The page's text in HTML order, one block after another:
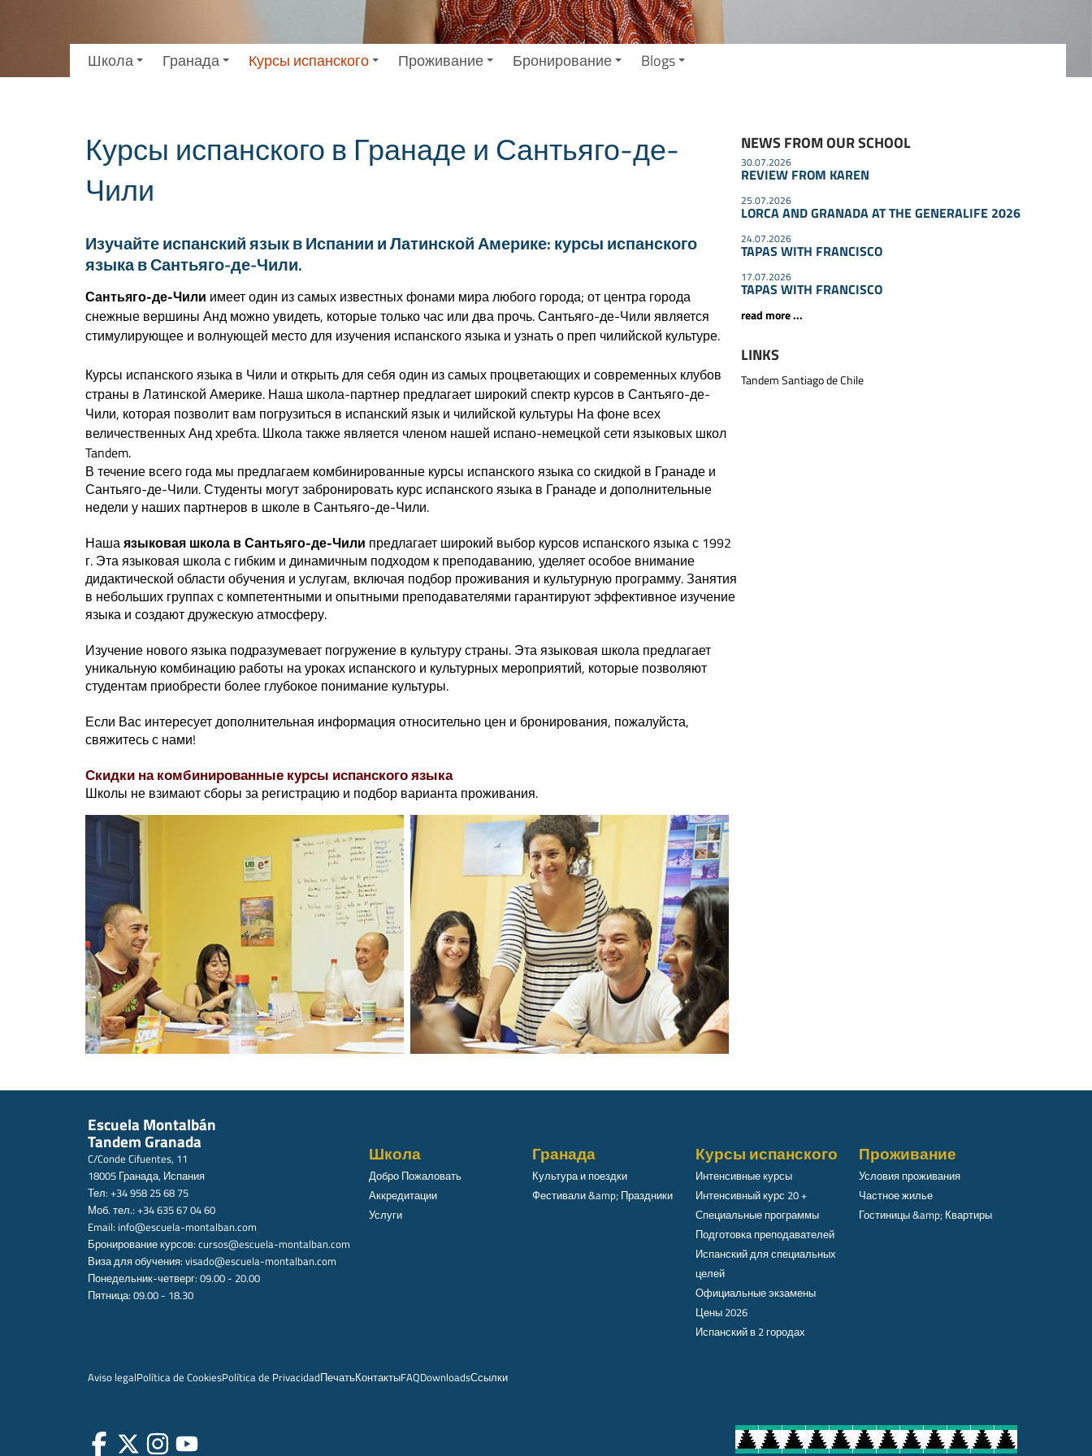
Школа Гранада Курсы испанского Проживание Бронирование Blogs
Курсы испанского в Гранаде и Сантьяго-де-
Чили
Изучайте испанский язык в Испании и Латинской Америке: курсы испанского
языка в Сантьяго-де-Чили.
Сантьяго-де-Чили имеет один из самых известных фонами мира любого города; от центра города
снежные вершины Анд можно увидеть, которые только час или два прочь. Сантьяго-де-Чили является
стимулирующее и волнующей место для изучения испанского языка и узнать о преп чилийской культуре.
Курсы испанского языка в Чили и открыть для себя один из самых процветающих и современных клубов
страны в Латинской Америке. Наша школа-партнер предлагает широкий спектр курсов в Сантьяго-де-
Чили, которая позволит вам погрузиться в испанский язык и чилийской культуры На фоне всех
величественных Анд хребта. Школа также является членом нашей испано-немецкой сети языковых школ
Tandem.
В течение всего года мы предлагаем комбинированные курсы испанского языка со скидкой в Гранаде и
Сантьяго-де-Чили. Студенты могут забронировать курс испанского языка в Гранаде и дополнительные
недели у наших партнеров в школе в Сантьяго-де-Чили.
Нашаязыковая школа в Сантьяго-де-Чили предлагает широкий выбор курсов испанского языка с 1992
г. Эта языковая школа с гибким и динамичным подходом к преподаванию, уделяет особое внимание
дидактической области обучения и услугам, включая подбор проживания и культурную программу. Занятия
в небольших группах с компетентными и опытными преподавателями гарантируют эффективное изучение
языка и создают дружескую атмосферу.
Изучение нового языка подразумевает погружение в культуру страны. Эта языковая школа предлагает
уникальную комбинацию работы на уроках испанского и культурных мероприятий, которые позволяют
студентам приобрести более глубокое понимание культуры.
Если Вас интересует дополнительная информация относительно цен и бронирования, пожалуйста,
свяжитесь с нами!
Скидки на комбинированные курсы испанского языка
Школы не взимают сборы за регистрацию и подбор варианта проживания.
NEWS FROM OUR SCHOOL
30.07.2026
REVIEW FROM KAREN
25.07.2026
LORCA AND GRANADA AT THE GENERALIFE 2026
24.07.2026
TAPAS WITH FRANCISCO
17.07.2026
TAPAS WITH FRANCISCO
read more ...
LINKS
Tandem Santiago de Chile
Escuela Montalbán
Tandem Granada
C/Conde Cifuentes, 11
18005 Гранада, Испания
Тел: +34 958 25 68 75
Моб. тел.: +34 635 67 04 60
Email: info@escuela-montalban.com
Бронирование курсов: cursos@escuela-montalban.com
Виза для обучения: visado@escuela-montalban.com
Понедельник-четверг: 09.00 - 20.00
Пятница: 09.00 - 18.30
Школа
Добро Пожаловать
Аккредитации
Услуги
Гранада
Культура и поездки
Фестивали &amp; Праздники
Курсы испанского
Интенсивные курсы
Интенсивный курс 20 +
Специальные программы
Подготовка преподавателей
Испанский для специальных
целей
Официальные экзамены
Цены 2026
Испанский в 2 городах
Проживание
Условия проживания
Частное жилье
Гостиницы &amp; Квартиры
Aviso legalPolítica de CookiesPolítica de PrivacidadПечатьКонтактыFAQDownloadsСсылки